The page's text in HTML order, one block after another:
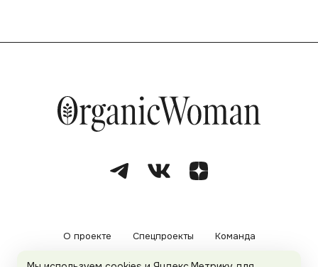
О проекте Спецпроекты Команда